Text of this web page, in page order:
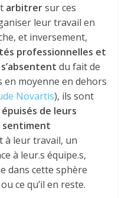
arbitrersur ces
leur travail en
et inversement,
professionnelles et
s’absentent du fait de
en moyenne en dehors
Novartis), ils sont
épuisés de leurs
sentiment
à leur travail, un
à leur.s équipe.s,
dans cette sphère
ce qu’il en reste.